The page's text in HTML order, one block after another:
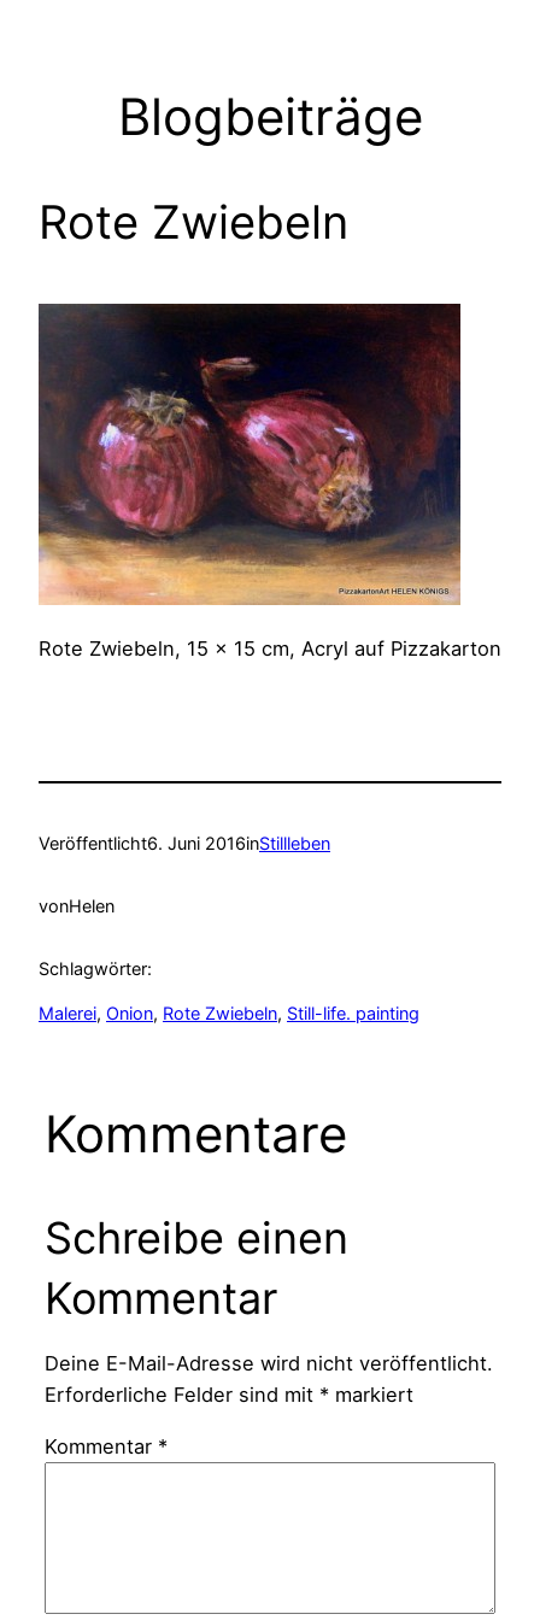
Blogbeiträge
Rote Zwiebeln
Rote Zwiebeln, 15 x 15 cm, Acryl auf Pizzakarton
Veröffentlicht6. Juni 2016inStillleben
vonHelen
Schlagwörter:
Malerei, Onion, Rote Zwiebeln, Still-life. painting
Kommentare
Schreibe einen
Kommentar
Deine E-Mail-Adresse wird nicht veröffentlicht.
Erforderliche Felder sind mit *markiert
Kommentar *